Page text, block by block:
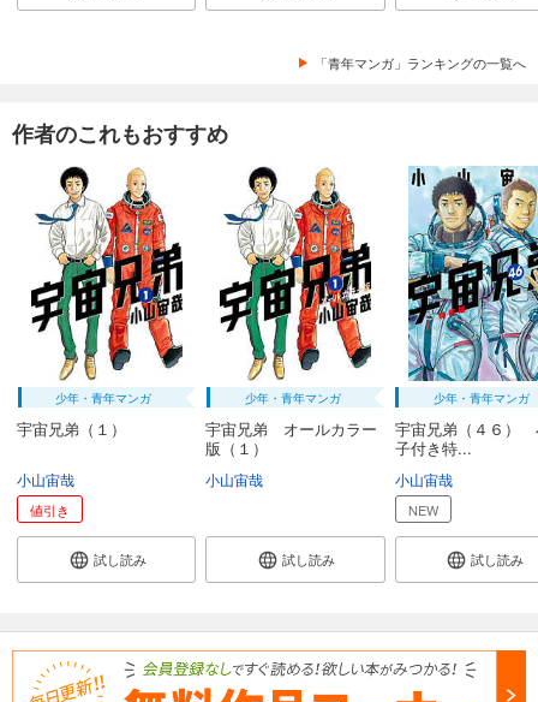
「青年マンガ」ランキングの一覧へ
作者のこれもおすすめ
少年・青年マンガ
宇宙兄弟（１）
小山宙哉
値引き
試し読み
少年・青年マンガ
宇宙兄弟 オールカラー
版（１）
小山宙哉
試し読み
少年・青年マンガ
宇宙兄弟（４６）
子付き特...
小山宙哉
NEW
試し読み